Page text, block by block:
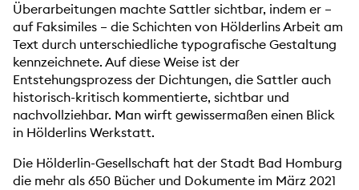
Überarbeitungen machte Sattler sichtbar, indem er –
auf Faksimiles – die Schichten von Hölderlins Arbeit am
Text durch unterschiedliche typografische Gestaltung
kennzeichnete. Auf diese Weise ist der
Entstehungsprozess der Dichtungen, die Sattler auch
historisch-kritisch kommentierte, sichtbar und
nachvollziehbar. Man wirft gewissermaßen einen Blick
in Hölderlins Werkstatt.
Die Hölderlin-Gesellschaft hat der Stadt Bad Homburg
die mehr als 650 Bücher und Dokumente im März 2021